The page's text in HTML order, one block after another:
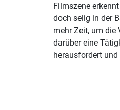
Filmszene
doch selig in der
mehr Zeit, um die
darüber eine
herausfordert